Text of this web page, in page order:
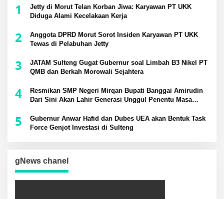
1
Jetty di Morut Telan Korban Jiwa: Karyawan PT UKK
Diduga Alami Kecelakaan Kerja
2
Anggota DPRD Morut Sorot Insiden Karyawan PT UKK
Tewas di Pelabuhan Jetty
3
JATAM Sulteng Gugat Gubernur soal Limbah B3 Nikel PT
QMB dan Berkah Morowali Sejahtera
4
Resmikan SMP Negeri Mirqan Bupati Banggai Amirudin
Dari Sini Akan Lahir Generasi Unggul Penentu Masa
5
Gubernur Anwar Hafid dan Dubes UEA akan Bentuk Task
Force Genjot Investasi di Sulteng
gNews chanel